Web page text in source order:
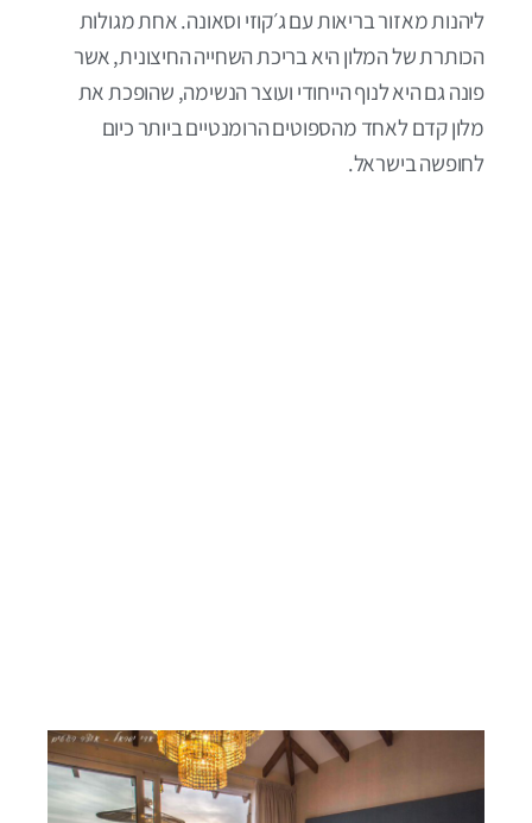
ליהנות מאזור בריאות עם ג׳קוזי וסאונה. אחת מגולות
הכותרת של המלון היא בריכת השחייה החיצונית, אשר
פונה גם היא לנוף הייחודי ועוצר הנשימה, שהופכת את
מלון קדם לאחד מהספוטים הרומנטיים ביותר כיום
לחופשה בישראל.